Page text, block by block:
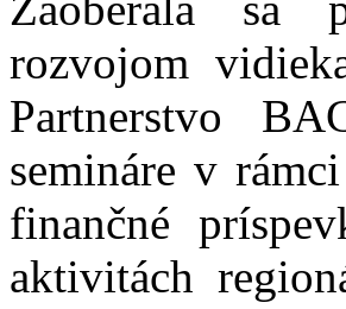
rozvojom
Partnerstvo
semináre v
finančné
aktivitách